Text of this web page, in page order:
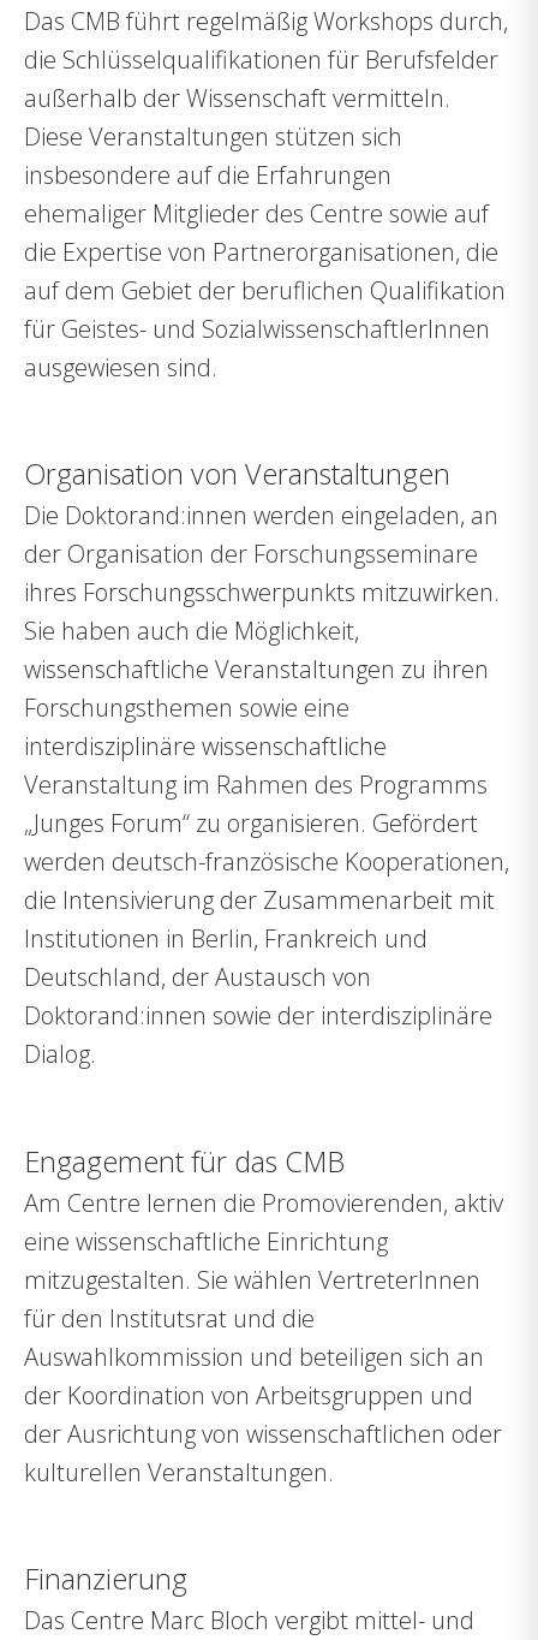
Das CMB führt regelmäßig Workshops durch,
die Schlüsselqualifikationen für Berufsfelder
außerhalb der Wissenschaft vermitteln.
Diese Veranstaltungen stützen sich
insbesondere auf die Erfahrungen
ehemaliger Mitglieder des Centre sowie auf
die Expertise von Partnerorganisationen, die
auf dem Gebiet der beruflichen Qualifikation
für Geistes- und SozialwissenschaftlerInnen
ausgewiesen sind.
Organisation von Veranstaltungen
Die Doktorand:innen werden eingeladen, an
der Organisation der Forschungsseminare
ihres Forschungsschwerpunkts mitzuwirken.
Sie haben auch die Möglichkeit,
wissenschaftliche Veranstaltungen zu ihren
Forschungsthemen sowie eine
interdisziplinäre wissenschaftliche
Veranstaltung im Rahmen des Programms
„Junges Forum“ zu organisieren. Gefördert
werden deutsch-französische Kooperationen,
die Intensivierung der Zusammenarbeit mit
Institutionen in Berlin, Frankreich und
Deutschland, der Austausch von
Doktorand:innen sowie der interdisziplinäre
Dialog.
Engagement für das CMB
Am Centre lernen die Promovierenden, aktiv
eine wissenschaftliche Einrichtung
mitzugestalten. Sie wählen VertreterInnen
für den Institutsrat und die
Auswahlkommission und beteiligen sich an
der Koordination von Arbeitsgruppen und
der Ausrichtung von wissenschaftlichen oder
kulturellen Veranstaltungen.
Finanzierung
Das Centre Marc Bloch vergibt mittel- und